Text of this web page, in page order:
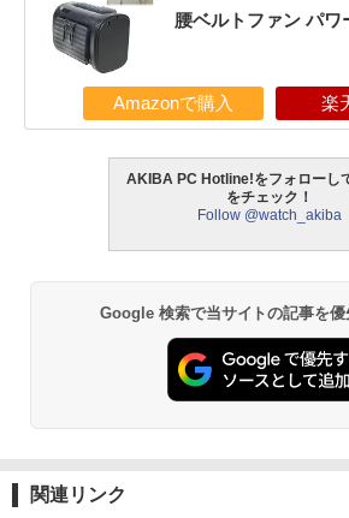
腰ベルトファン パワ
Amazonで購入 楽
AKIBA PC Hotline!をフォローし
をチェック！
Follow @watch_akiba
Google 検索で当サイトの記事を優
関連リンク